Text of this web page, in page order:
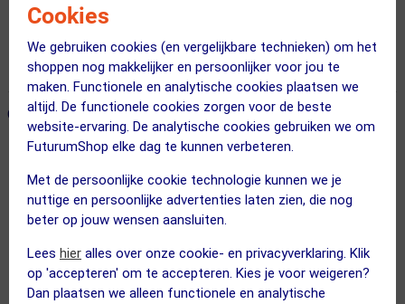
Cookies
We gebruiken cookies (en vergelijkbare technieken) om het
shoppen nog makkelijker en persoonlijker voor jou te
maken. Functionele en analytische cookies plaatsen we
altijd. De functionele cookies zorgen voor de beste
website-ervaring. De analytische cookies gebruiken we om
FuturumShop elke dag te kunnen verbeteren.
Met de persoonlijke cookie technologie kunnen we je
nuttige en persoonlijke advertenties laten zien, die nog
beter op jouw wensen aansluiten.
Lees hier alles over onze cookie- en privacyverklaring. Klik
op 'accepteren' om te accepteren. Kies je voor weigeren?
Dan plaatsen we alleen functionele en analytische
Gratis verzending vanaf €49
Voor 23:00 uur besteld, morgen in huis
365 dagen retourrecht
← Terug naar productnavigatie
ONZE AANBEVOLEN COMBINATIE
GripGrab
BugShield Helm Cover Wit